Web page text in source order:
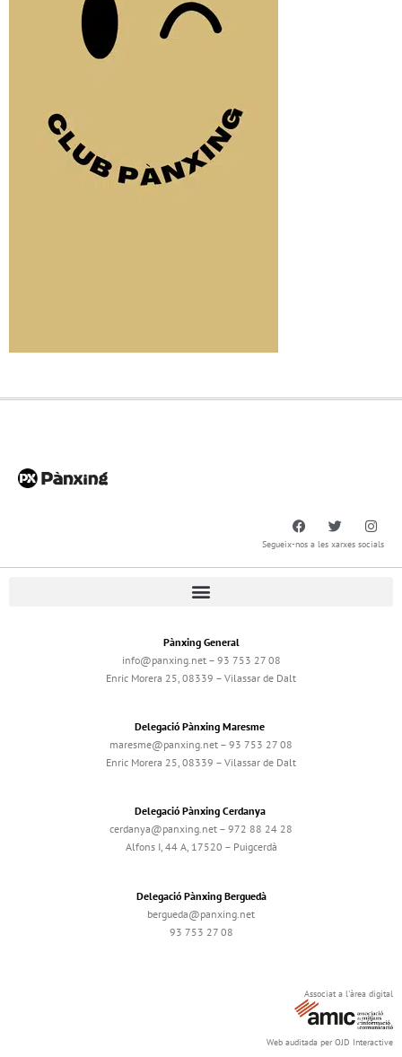
Segueix-nos a les xarxes socials
Pànxing General
info@panxing.net – 93 753 27 08
Enric Morera 25, 08339 – Vilassar de Dalt
Delegació Pànxing Maresme
maresme@panxing.net – 93 753 27 08
Enric Morera 25, 08339 – Vilassar de Dalt
Delegació Pànxing Cerdanya
cerdanya@panxing.net – 972 88 24 28
Alfons I, 44 A, 17520 – Puigcerdà
Delegació Pànxing Berguedà
bergueda@panxing.net
93 753 27 08
Associat a l'àrea digital
Web auditada per OJD Interactive